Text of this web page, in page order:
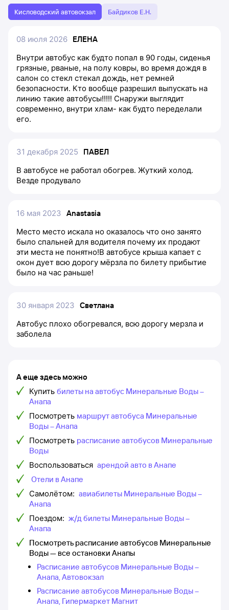
Кисловодский автовокзал Байдиков Е.Н.
08 июля 2026 ЕЛЕНА
Внутри автобус как будто попал в 90 годы, сиденья
грязные, рваные, на полу ковры, во время дождя в
салон со стекл стекал дождь, нет ремней
безопасности. Кто вообще разрешил выпускать на
линию такие автобусы!!!!! Снаружи выглядит
современно, внутри хлам- как будто переделали
его.
31 декабря 2025
ПАВЕЛ
В автобусе не работал обогрев. Жуткий холод.
Везде продувало
16 мая 2023 Anastasia
Место место искала но оказалось что оно занято
было спальней для водителя почему их продают
эти места не понятно!В автобусе крыша капает с
окон дует всю дорогу мёрзла по билету прибытие
было на час раньше!
30 января 2023 Светлана
Автобус плохо обогревался, всю дорогу мерзла и
заболела
А еще здесь можно
Купить билеты на автобус Минеральные Воды –
Анапа
Посмотреть маршрут автобуса Минеральные
Воды – Анапа
Посмотреть расписание автобусов Минеральные
Воды
Воспользоваться арендой авто в Анапе
Отели в Анапе
Самолётом: авиабилеты Минеральные Воды –
Анапа
Поездом: ж/д билеты Минеральные Воды –
Анапа
Посмотреть расписание автобусов Минеральные
Воды — все остановки Анапы
Расписание автобусов Минеральные Воды –
Анапа, Автовокзал
Расписание автобусов Минеральные Воды –
Анапа, Гипермаркет Магнит